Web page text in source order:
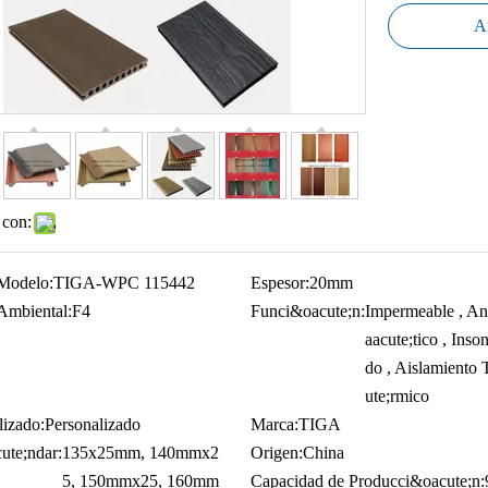
TIGA-WPC 115442 Espesor:20mm
F4 Funci&oacute;n:Impermeable ,
aacute;tico ,
do , Aislamiento
ute;rmico
Personalizado Marca:TIGA
135x25mm, 140mmx2
5, 150mmx25, 160mm
Origen:China
Capacidad de Producci&oacute;n: